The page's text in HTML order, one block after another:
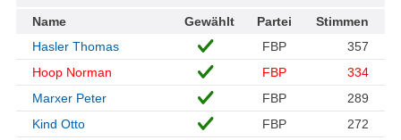
Name Gewählt Partei
Stimmen
Hasler Thomas
FBP
357
Hoop Norman
FBP
334
Marxer Peter
FBP
289
Kind Otto
FBP 272